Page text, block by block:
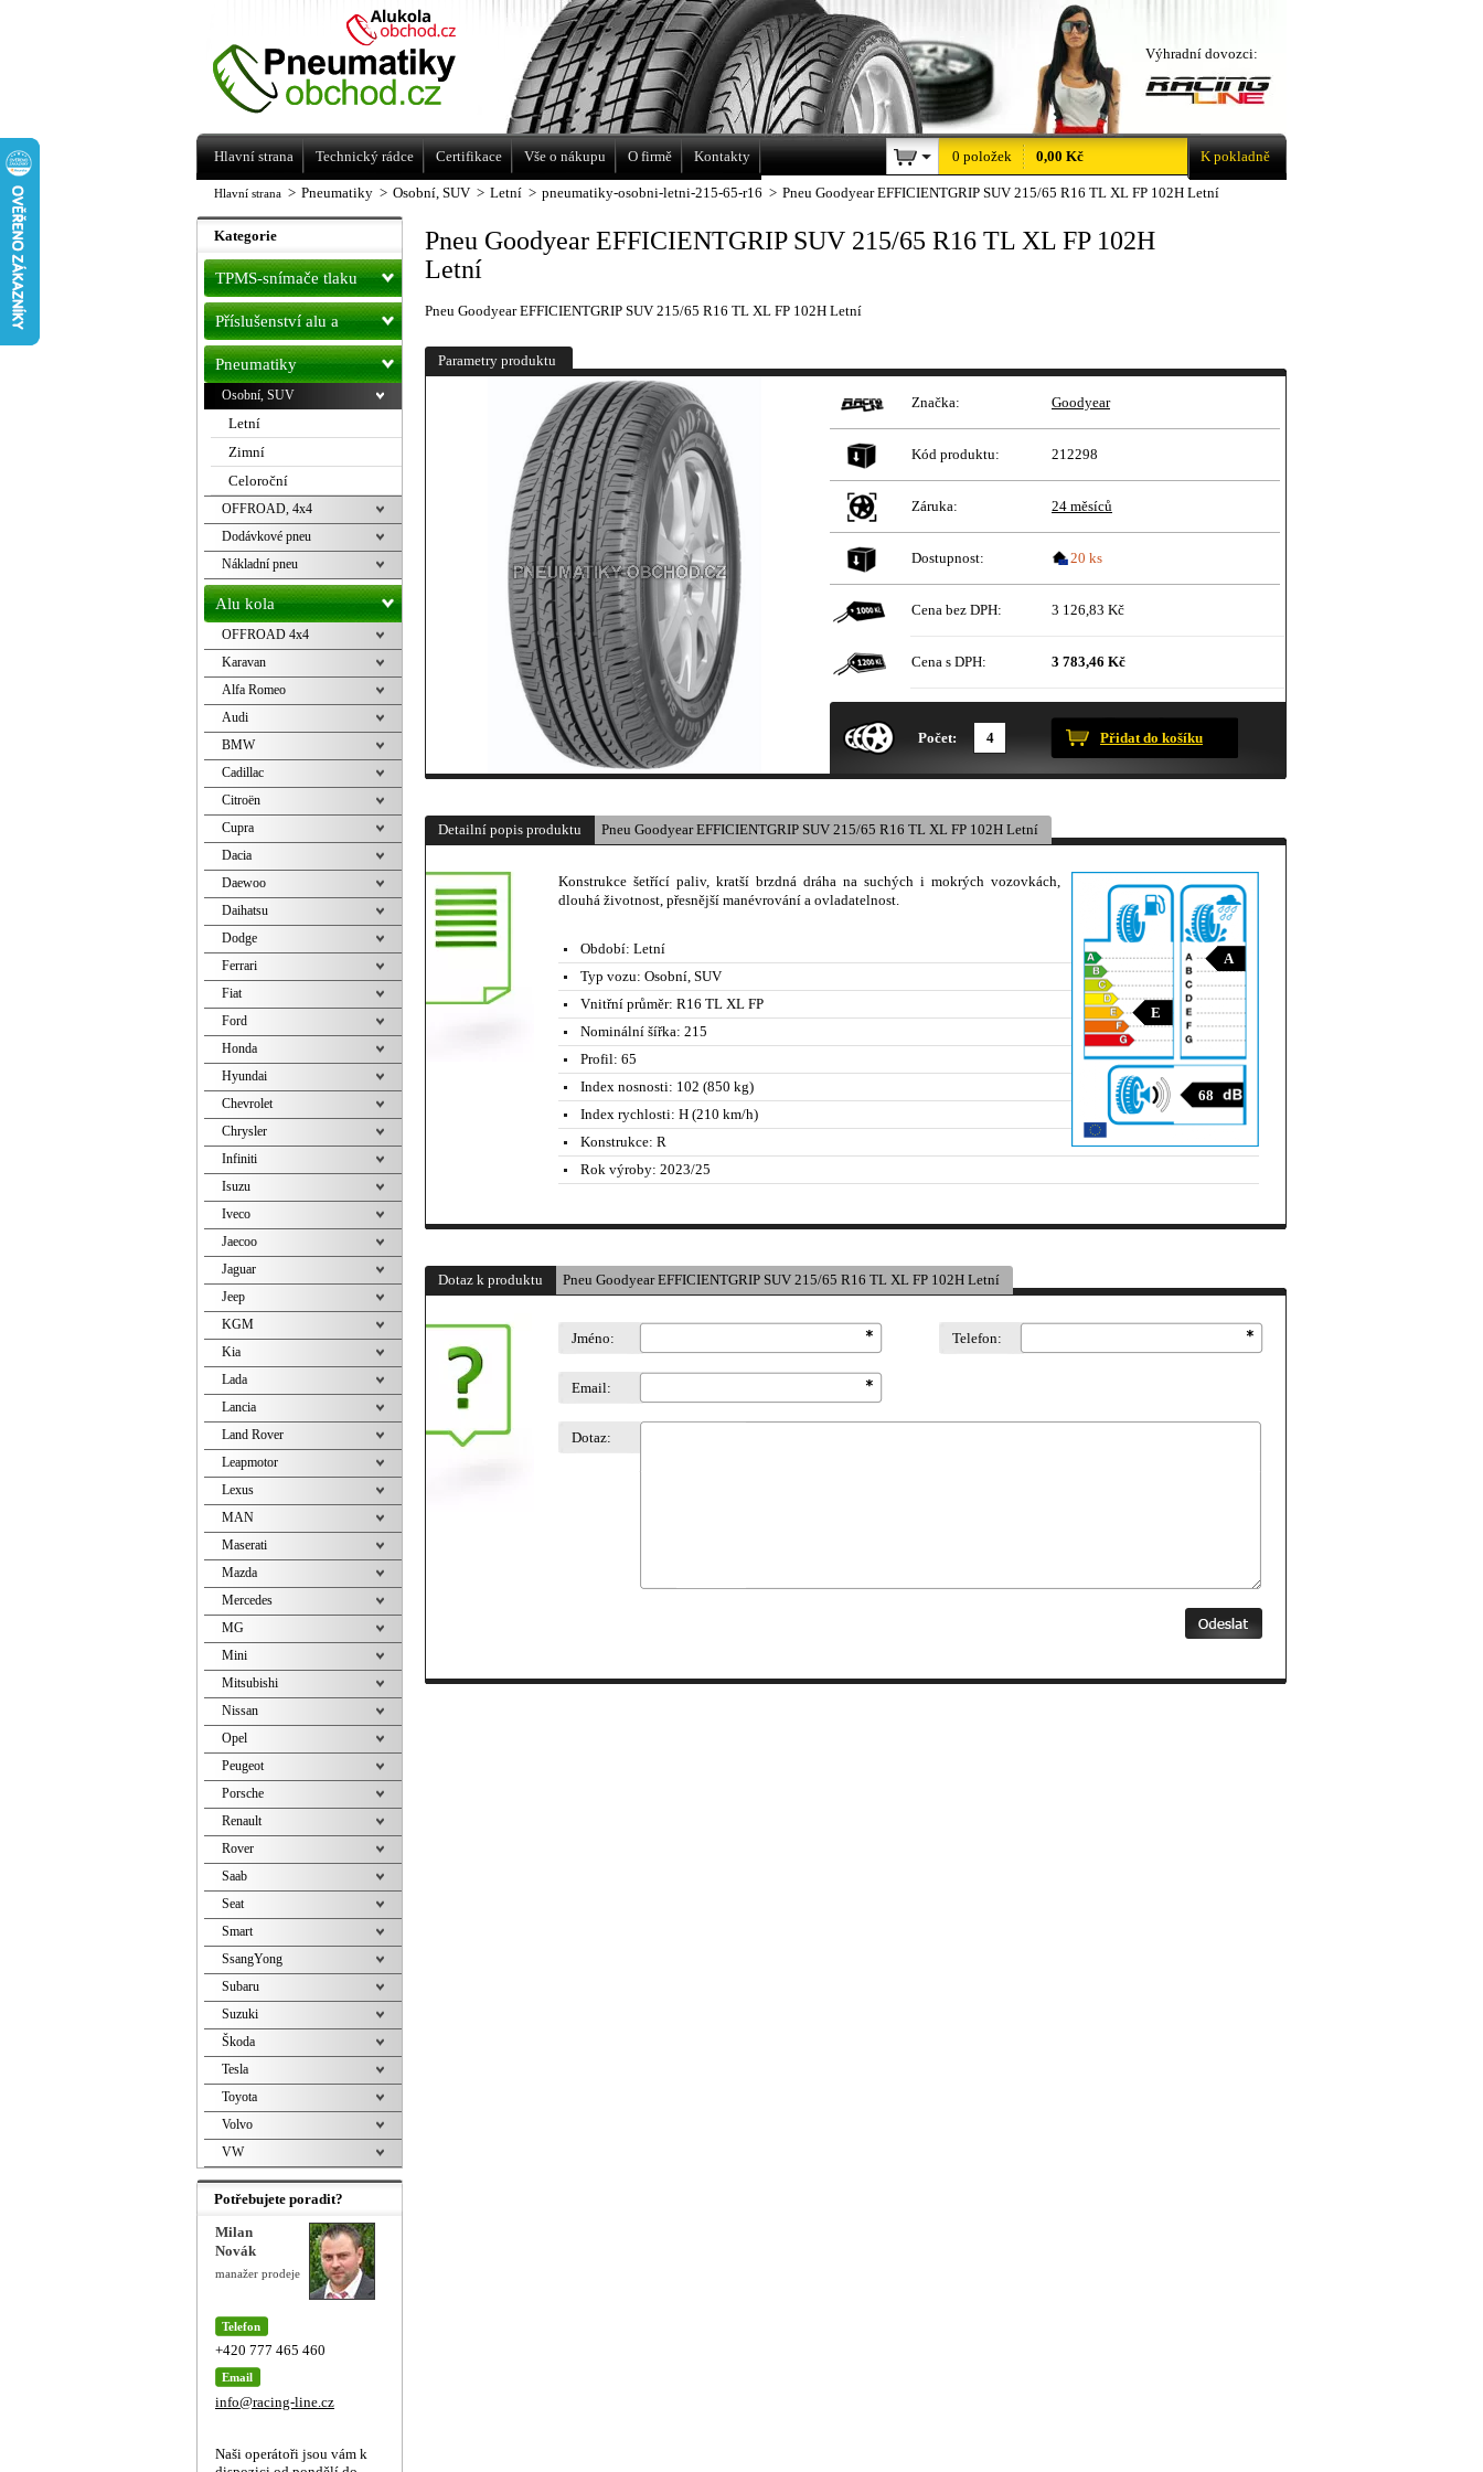
Hlavní strana > Pneumatiky > Osobní, SUV > Letní > pneumatiky-osobni-letni-215-65-r16 > Pneu Goodyear EFFICIENTGRIP SUV 215/65 R16 TL XL FP 102H Letní
Pneu Goodyear EFFICIENTGRIP SUV 215/65 R16 TL XL FP 102H
Letní
Pneu Goodyear EFFICIENTGRIP SUV 215/65 R16 TL XL FP 102H Letní
Parametry produktu
Značka: Goodyear
Kód produktu: 212298
Záruka: 24 měsíců
Dostupnost: 20 ks
Cena bez DPH: 3 126,83 Kč
Cena s DPH: 3 783,46 Kč
Počet: Přidat do košíku
Detailní popis produktu Pneu Goodyear EFFICIENTGRIP SUV 215/65 R16 TL XL FP 102H Letní
E
A
68
Konstrukce šetřící paliv, kratší brzdná dráha na suchých i mokrých vozovkách,
dlouhá životnost, přesnější manévrování a ovladatelnost.
Období: Letní
Typ vozu: Osobní, SUV
Vnitřní průměr: R16 TL XL FP
Nominální šířka: 215
Profil: 65
Index nosnosti: 102 (850 kg)
Index rychlosti: H (210 km/h)
Konstrukce: R
Rok výroby: 2023/25
Dotaz k produktu Pneu Goodyear EFFICIENTGRIP SUV 215/65 R16 TL XL FP 102H Letní
Jméno: Telefon:
Email:
Dotaz:
Kategorie
TPMS-snímače tlaku
Příslušenství alu a
pneu
Pneumatiky
Osobní, SUV
Letní
Zimní
Celoroční
OFFROAD, 4x4
Dodávkové pneu
Nákladní pneu
Alu kola
OFFROAD 4x4
Karavan
Alfa Romeo
Audi
BMW
Cadillac
Citroën
Cupra
Dacia
Daewoo
Daihatsu
Dodge
Ferrari
Fiat
Ford
Honda
Hyundai
Chevrolet
Chrysler
Infiniti
Isuzu
Iveco
Jaecoo
Jaguar
Jeep
KGM
Kia
Lada
Lancia
Land Rover
Leapmotor
Lexus
MAN
Maserati
Mazda
Mercedes
MG
Mini
Mitsubishi
Nissan
Opel
Peugeot
Porsche
Renault
Rover
Saab
Seat
Smart
SsangYong
Subaru
Suzuki
Škoda
Tesla
Toyota
Volvo
VW
Potřebujete poradit?
Milan
Novák
manažer prodeje
Telefon
+420 777 465 460
Email
info@racing-line.cz
Naši operátoři jsou vám k
Levné pneumatiky letní, zimní, Alu kola
a litá kola Racing Line
Výhradní dovozci:
Hlavní strana Technický rádce Certifikace Vše o nákupu O firmě Kontakty 0 položek 0,00 Kč K pokladně